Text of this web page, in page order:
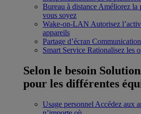
Bureau à distance Améliorez la
vous soyez
Wake-on-LAN Autorisez
appareils
Partage d’écran
Smart Service Rationalisez les
Selon le besoin
pour les différentes
Usage personnel Accédez aux